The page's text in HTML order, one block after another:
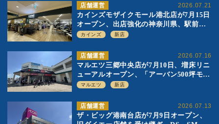
2026.07.21
店舗運営
カインズモザイクモール港北店が7月15日
オープン、出店強化の神奈川県、駅前
SC2階の都市型小型店
カインズ 新店
2026.07.16
店舗運営
マルエツ三郷中央店が7月10日、増床リニ
ューアルオープン、「アーバン500坪モデ
ル」の実験を集大成、駅前立地受け、寿
マルエツ 新店
2026.07.13
店舗運営
ザ・ビッグ港南台店が7月9日オープン、